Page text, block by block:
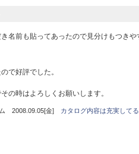
名前も貼ってあったので見分けもつきや
で好評でした。
の時はよろしくお願いします。
ム 2008.09.05[金] カタログ内容は充実して